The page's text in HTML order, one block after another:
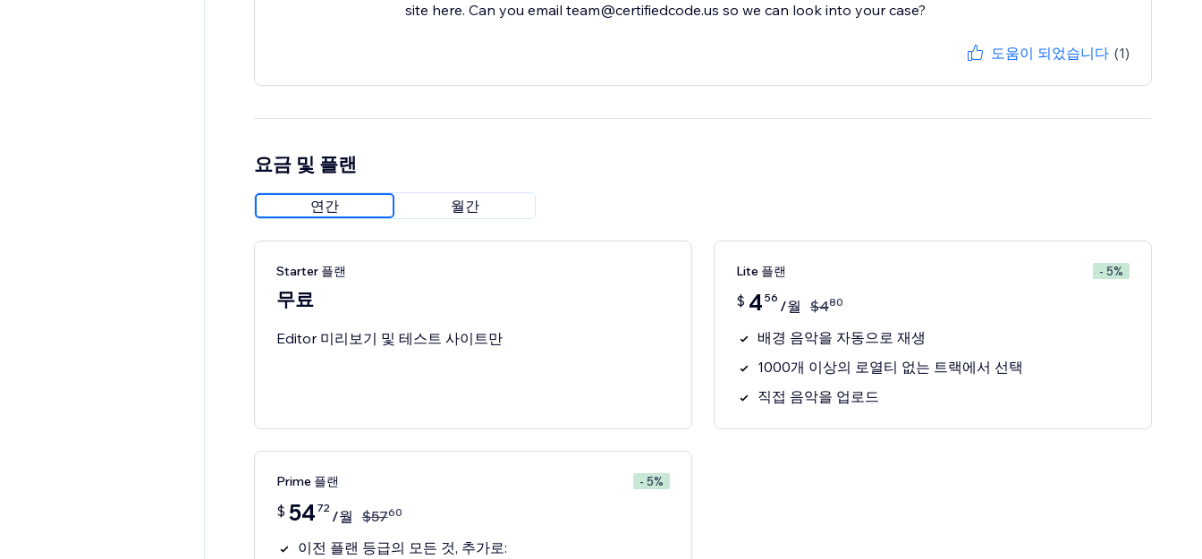
site here. Can you email team@certifiedcode.us so we can look into your case?
도움이 되었습니다 (1)
요금 및 플랜
연간 월간
Starter 플랜
무료
Editor 미리보기 및 테스트 사이트만
Lite 플랜 - 5%
$ 4 56 /월 $480
배경 음악을 자동으로 재생
1000개 이상의 로열티 없는 트랙에서 선택
직접 음악을 업로드
Prime 플랜 - 5%
$ 54 72 /월 $5760
이전 플랜 등급의 모든 것, 추가로: